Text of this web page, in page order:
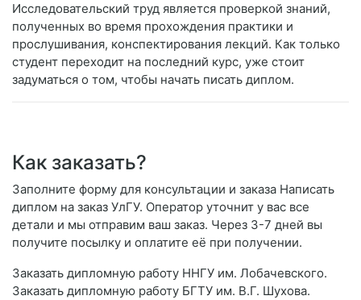
Исследовательский труд является проверкой знаний,
полученных во время прохождения практики и
прослушивания, конспектирования лекций. Как только
студент переходит на последний курс, уже стоит
задуматься о том, чтобы начать писать диплом.
Как заказать?
Заполните форму для консультации и заказа Написать
диплом на заказ УлГУ. Оператор уточнит у вас все
детали и мы отправим ваш заказ. Через 3-7 дней вы
получите посылку и оплатите её при получении.
Заказать дипломную работу ННГУ им. Лобачевского.
Заказать дипломную работу БГТУ им. В.Г. Шухова.